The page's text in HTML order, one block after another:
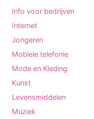
Info voor bedrijven
Internet
Jongeren
Mobiele telefonie
Mode en Kleding
Kunst
Levensmiddelen
Muziek